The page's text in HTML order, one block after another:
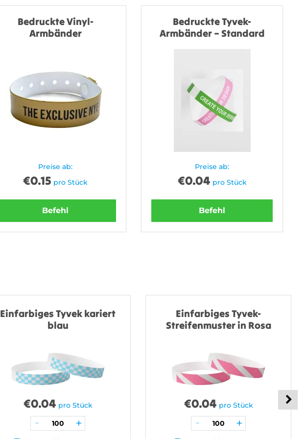
Bedruckte Vinyl-
Armbänder
Preise ab:
€0.15 pro Stück
Befehl
Bedruckte Tyvek-
Armbänder – Standard
Preise ab:
€0.04 pro Stück
Befehl
Einfarbiges Tyvek kariert
blau
€0.04 pro Stück
Einfarbiges Tyvek-
Streifenmuster in Rosa
€0.04 pro Stück